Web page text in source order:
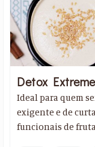
Detox
Ideal para quem
exigente e de
funcionais de